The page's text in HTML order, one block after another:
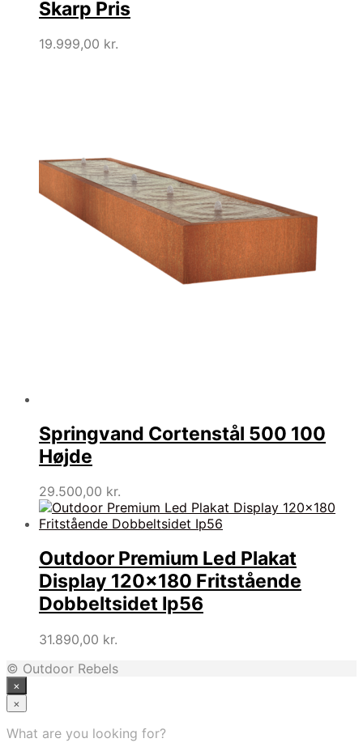
Skarp Pris
19.999,00 kr.
Springvand Cortenstål 500 100
Højde
29.500,00 kr.
Outdoor Premium Led Plakat
Display 120×180 Fritstående
Dobbeltsidet Ip56
31.890,00 kr.
© Outdoor Rebels
×
×
What are you looking for?